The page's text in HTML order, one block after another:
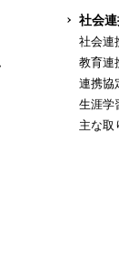
社会
社会連
教育連
連携協
生涯学
主な取